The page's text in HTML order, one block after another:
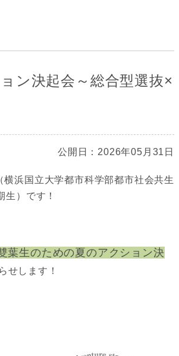
ン決起会～総合型選抜×
公開日：2026年05月31日
浜国立大学都市科学部都市社会共生
）です！
葉生のための夏のアクション決
せします！